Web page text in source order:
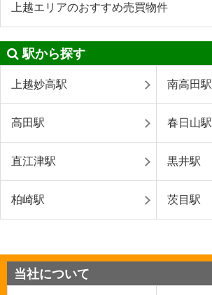
上越エリアのおすすめ売買物件
駅から探す
上越妙高駅 南高田駅
高田駅 春日山駅
直江津駅 黒井駅
柏崎駅 茨目駅
当社について